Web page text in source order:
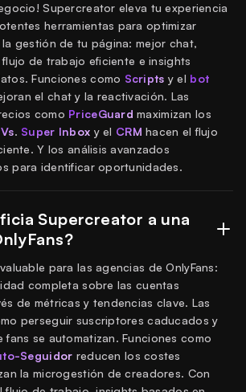
Supercreator eleva tu experiencia
herramientas para optimizar
gestión de tu página: mejor chat,
de trabajo eficiente e insights
Funciones como Scripts y el bot
el chat y la reactivación. Las
como PriceGuard maximizan los
. Super Inbox y el CRM hacen el flujo
Y los análisis avanzados
para identificar oportunidades.
Supercreator a una
para las agencias de OnlyFans:
completa sobre las cuentas
de métricas y tendencias clave. Las
perseguir suscriptores caducados y
se automatizan. Funciones como
Seguidor reducen los costes
la microgestión de creadores. Con